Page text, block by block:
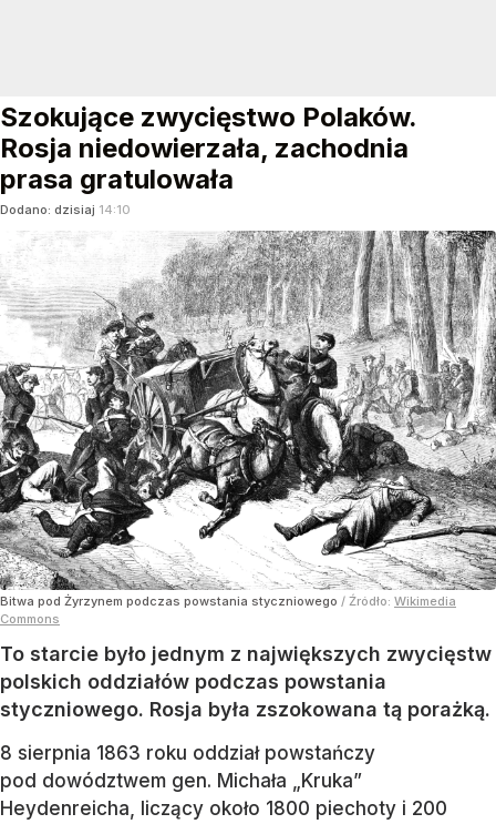
Szokujące zwycięstwo Polaków.
Rosja niedowierzała, zachodnia
prasa gratulowała
Dodano: dzisiaj 14:10
Bitwa pod Żyrzynem podczas powstania styczniowego / Źródło: Wikimedia
Commons
To starcie było jednym z największych zwycięstw
polskich oddziałów podczas powstania
styczniowego. Rosja była zszokowana tą porażką.
8 sierpnia 1863 roku oddział powstańczy
pod dowództwem gen. Michała „Kruka”
Heydenreicha, liczący około 1800 piechoty i 200